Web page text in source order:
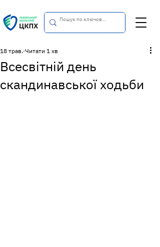
Всесвітній день
скандинавської ходьби
18 трав. Читати 1 хв